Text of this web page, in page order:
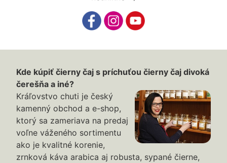
Kde kúpiť čierny čaj s príchuťou čierny čaj divoká
čerešňa a iné?
Kráľovstvo chuti je český
kamenný obchod a e-shop,
ktorý sa zameriava na predaj
voľne váženého sortimentu
ako je kvalitné korenie,
zrnková káva arabica aj robusta, sypané čierne,